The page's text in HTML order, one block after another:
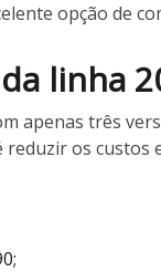
opção de
linha
apenas três
os